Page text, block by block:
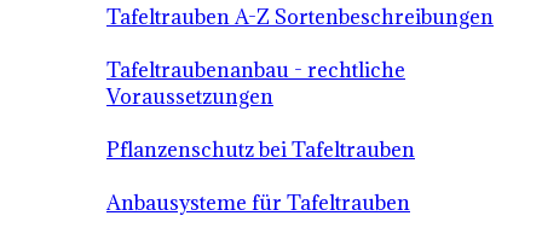
Tafeltrauben A-Z Sortenbeschreibungen
Tafeltraubenanbau - rechtliche
Voraussetzungen
Pflanzenschutz bei Tafeltrauben
Anbausysteme für Tafeltrauben